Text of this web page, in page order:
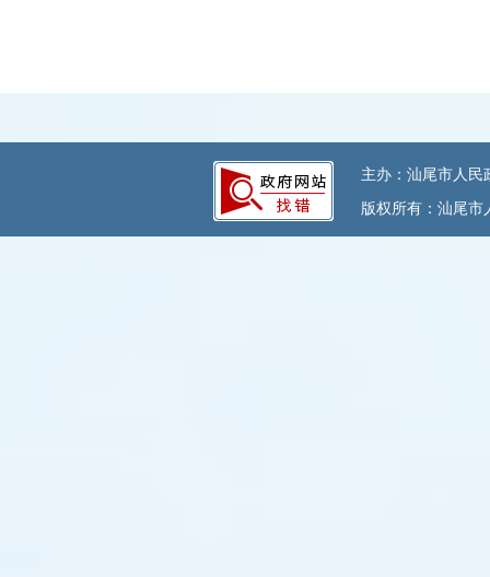
主办：汕尾市人民
版权所有：汕尾